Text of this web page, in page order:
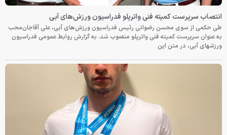
انتصاب سرپرست کمیته فنی واترپلو فدراسیون ورزش‌های آبی
طی حکمی از سوی محسن رضوانی رئیس فدراسیون ورزش‌های آبی، علی آقاجان‌محب
به عنوان سرپرست کمیته فنی واترپلو منصوب شد. به گزارش روابط عمومی فدراسیون
ورزشهای آبی، در متن این